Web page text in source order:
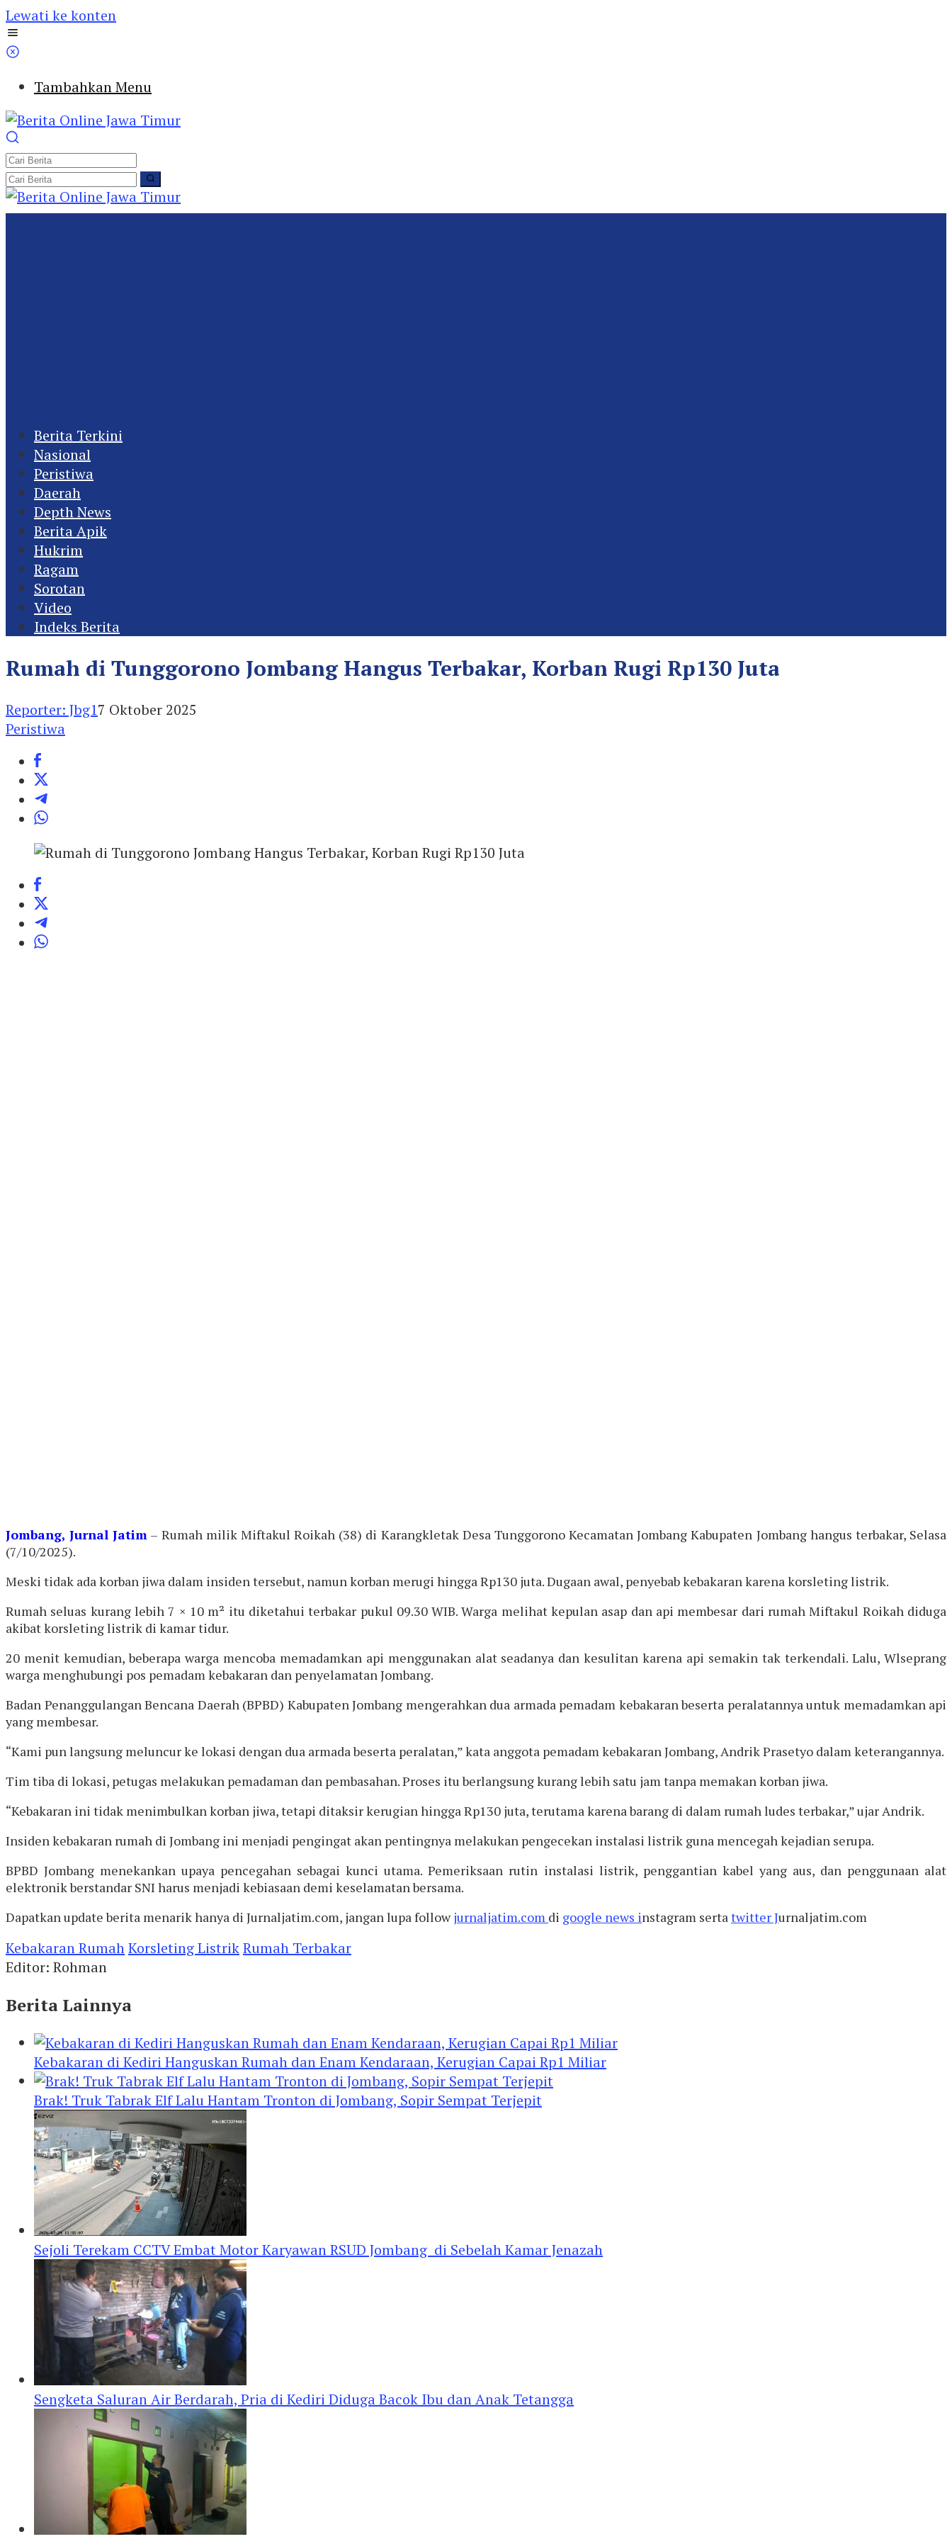
Lewati ke konten
Tambahkan Menu
Berita Terkini
Nasional
Peristiwa
Daerah
Depth News
Berita Apik
Hukrim
Ragam
Sorotan
Video
Indeks Berita
Rumah di Tunggorono Jombang Hangus Terbakar, Korban Rugi Rp130 Juta
Reporter: Jbg17 Oktober 2025
Peristiwa
Jombang, Jurnal Jatim – Rumah milik Miftakul Roikah (38) di Karangkletak Desa Tunggorono Kecamatan Jombang Kabupaten Jombang hangus terbakar, Selasa
(7/10/2025).
Meski tidak ada korban jiwa dalam insiden tersebut, namun korban merugi hingga Rp130 juta. Dugaan awal, penyebab kebakaran karena korsleting listrik.
Rumah seluas kurang lebih 7 × 10 m² itu diketahui terbakar pukul 09.30 WIB. Warga melihat kepulan asap dan api membesar dari rumah Miftakul Roikah diduga
akibat korsleting listrik di kamar tidur.
20 menit kemudian, beberapa warga mencoba memadamkan api menggunakan alat seadanya dan kesulitan karena api semakin tak terkendali. Lalu, Wlseprang
warga menghubungi pos pemadam kebakaran dan penyelamatan Jombang.
Badan Penanggulangan Bencana Daerah (BPBD) Kabupaten Jombang mengerahkan dua armada pemadam kebakaran beserta peralatannya untuk memadamkan api
yang membesar.
“Kami pun langsung meluncur ke lokasi dengan dua armada beserta peralatan,” kata anggota pemadam kebakaran Jombang, Andrik Prasetyo dalam keterangannya.
Tim tiba di lokasi, petugas melakukan pemadaman dan pembasahan. Proses itu berlangsung kurang lebih satu jam tanpa memakan korban jiwa.
“Kebakaran ini tidak menimbulkan korban jiwa, tetapi ditaksir kerugian hingga Rp130 juta, terutama karena barang di dalam rumah ludes terbakar,” ujar Andrik.
Insiden kebakaran rumah di Jombang ini menjadi pengingat akan pentingnya melakukan pengecekan instalasi listrik guna mencegah kejadian serupa.
BPBD Jombang menekankan upaya pencegahan sebagai kunci utama. Pemeriksaan rutin instalasi listrik, penggantian kabel yang aus, dan penggunaan alat
elektronik berstandar SNI harus menjadi kebiasaan demi keselamatan bersama.
Dapatkan update berita menarik hanya di Jurnaljatim.com, jangan lupa followjurnaljatim.com di google news instagram serta twitter Jurnaljatim.com
Kebakaran RumahKorsleting ListrikRumah Terbakar
Editor: Rohman
Berita Lainnya
Kebakaran di Kediri Hanguskan Rumah dan Enam Kendaraan, Kerugian Capai Rp1 Miliar
Brak! Truk Tabrak Elf Lalu Hantam Tronton di Jombang, Sopir Sempat Terjepit
Sejoli Terekam CCTV Embat Motor Karyawan RSUD Jombang di Sebelah Kamar Jenazah
Sengketa Saluran Air Berdarah, Pria di Kediri Diduga Bacok Ibu dan Anak Tetangga